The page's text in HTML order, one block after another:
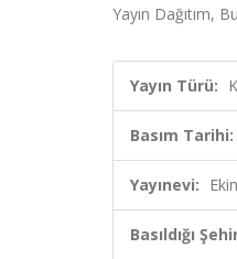
Yayın Dağıtım,
Yayın Türü:
Basım Tarihi:
Yayınevi:
Basıldığı